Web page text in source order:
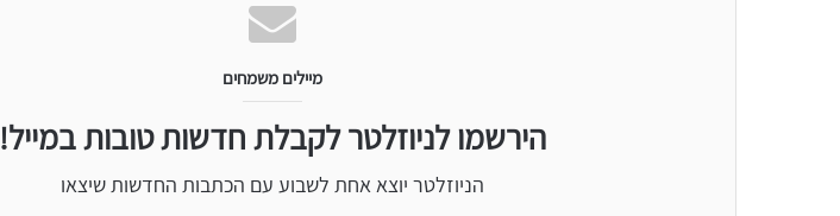
מיילים משמחים
הירשמו לניוזלטר לקבלת חדשות טובות במייל!
הניוזלטר יוצא אחת לשבוע עם הכתבות החדשות שיצאו